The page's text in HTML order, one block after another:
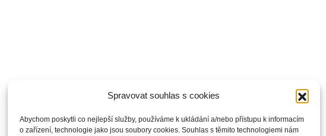
Spravovat souhlas s cookies
Abychom poskytli co nejlepší služby, používáme k ukládání a/nebo přístupu k informacím
o zařízení, technologie jako jsou soubory cookies. Souhlas s těmito technologiemi nám